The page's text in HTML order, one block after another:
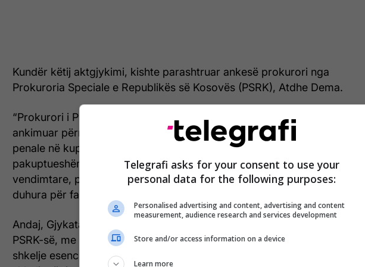
Kundër këtij aktgjykimi, kishte parashtruar ankesë prokurori nga
Prokuroria Speciale e Republikës së Kosovës (PSRK), Atdhe Dema.
“Prokurori i Prokurorisë Speciale në ankesë, thekson se aktgjykimi i
ankimuar përmban shkelje esenciale të dispozitave të procedurës
penale në kuptim të dispozitave të lartshënuara, është i
pakuptueshëm, kundërthënës dhe nuk përmban arsyet për faktet
vendimtare, po ashtu aktgjykimi i ankimuar nuk përmban arsye të
duhura për faktet vendimtare”, thuhet në vendimin e Apelit.
Andaj, Gjykata e Apelit më 27 mars 2023 ka refuzuar ankesën e
PSRK-së, me arsyetimin se shkalla e parë nuk është përfshirë me
shkelje esenciale të dispozitave të procedurës penale, e as që ka
Telegrafi asks for your consent to use your
personal data for the following purposes:
Personalised advertising and content, advertising and content
measurement, audience research and services development
Store and/or access information on a device
Learn more